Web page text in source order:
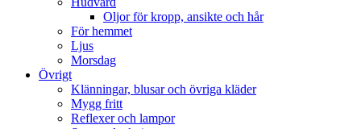
Oljor för kropp, ansikte och hår
För hemmet
Ljus
Morsdag
Övrigt
Klänningar, blusar och övriga kläder
Mygg fritt
Reflexer och lampor